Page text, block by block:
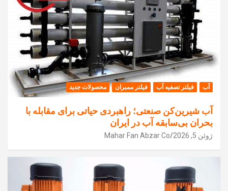
آب فیلتر تصفیه آب فیلتر ممبران محصولات جدید
آب شیرین‌کن صنعتی؛ راهبردی حیاتی برای مقابله با
بحران بی‌سابقه آب در ایران
ژوئن 5, 2026 Mahar Fan Abzar Co